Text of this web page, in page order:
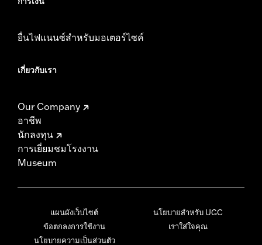
ยื่นไฟแนนซ์สำหรับมอเตอร์ไซค์
เกี่ยวกับเรา
Our Company
อาชีพ
นักลงทุน
การเยี่ยมชมโรงงาน
Museum
แผนผังเว็บไซต์
ข้อตกลงการใช้งาน
นโยบายความเป็นส่วนตัว
นโยบายสำหรับ UGC
เราใส่ใจคุณ